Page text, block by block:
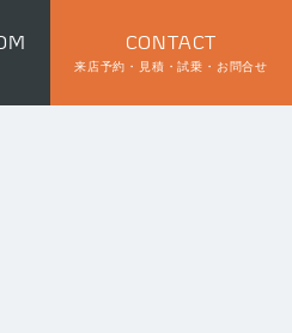
CONTACT
来店予約・見積・試乗・お問合せ